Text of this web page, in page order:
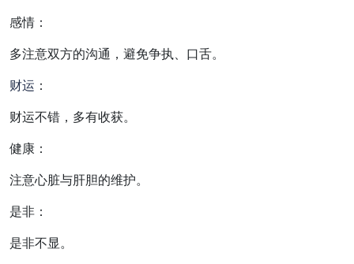
感情：
多注意双方的沟通，避免争执、口舌。
财运 ：
财运不错，多有收获。
健康：
注意心脏与肝胆的维护。
是非：
是非不显。